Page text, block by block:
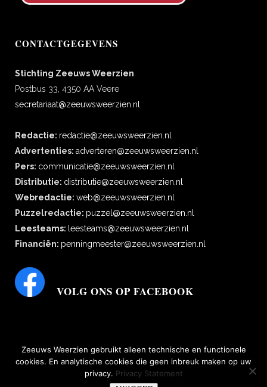
CONTACTGEGEVENS
Stichting Zeeuws Weerzien
Postbus 33, 4350 AA Veere
secretariaat@zeeuwsweerzien.nl
Redactie: redactie@zeeuwsweerzien.nl
Advertenties: adverteren@zeeuwsweerzien.nl
Pers: communicatie@zeeuwsweerzien.nl
Distributie: distributie@zeeuwsweerzien.nl
Webredactie: web@zeeuwsweerzien.nl
Puzzelredactie: puzzel@zeeuwsweerzien.nl
Leesteams: leesteams@zeeuwsweerzien.nl
Financiën: penningmeester@zeeuwsweerzien.nl
VOLG ONS OP FACEBOOK
bescherming persoonsgegevens|Disclaimer, copyright, aansprakelijkheid,
Zeeuws Weerzien gebruikt alleen technische en functionele
cookies. En analytische cookies die geen inbreuk maken op uw
privacy. Privacy Statement